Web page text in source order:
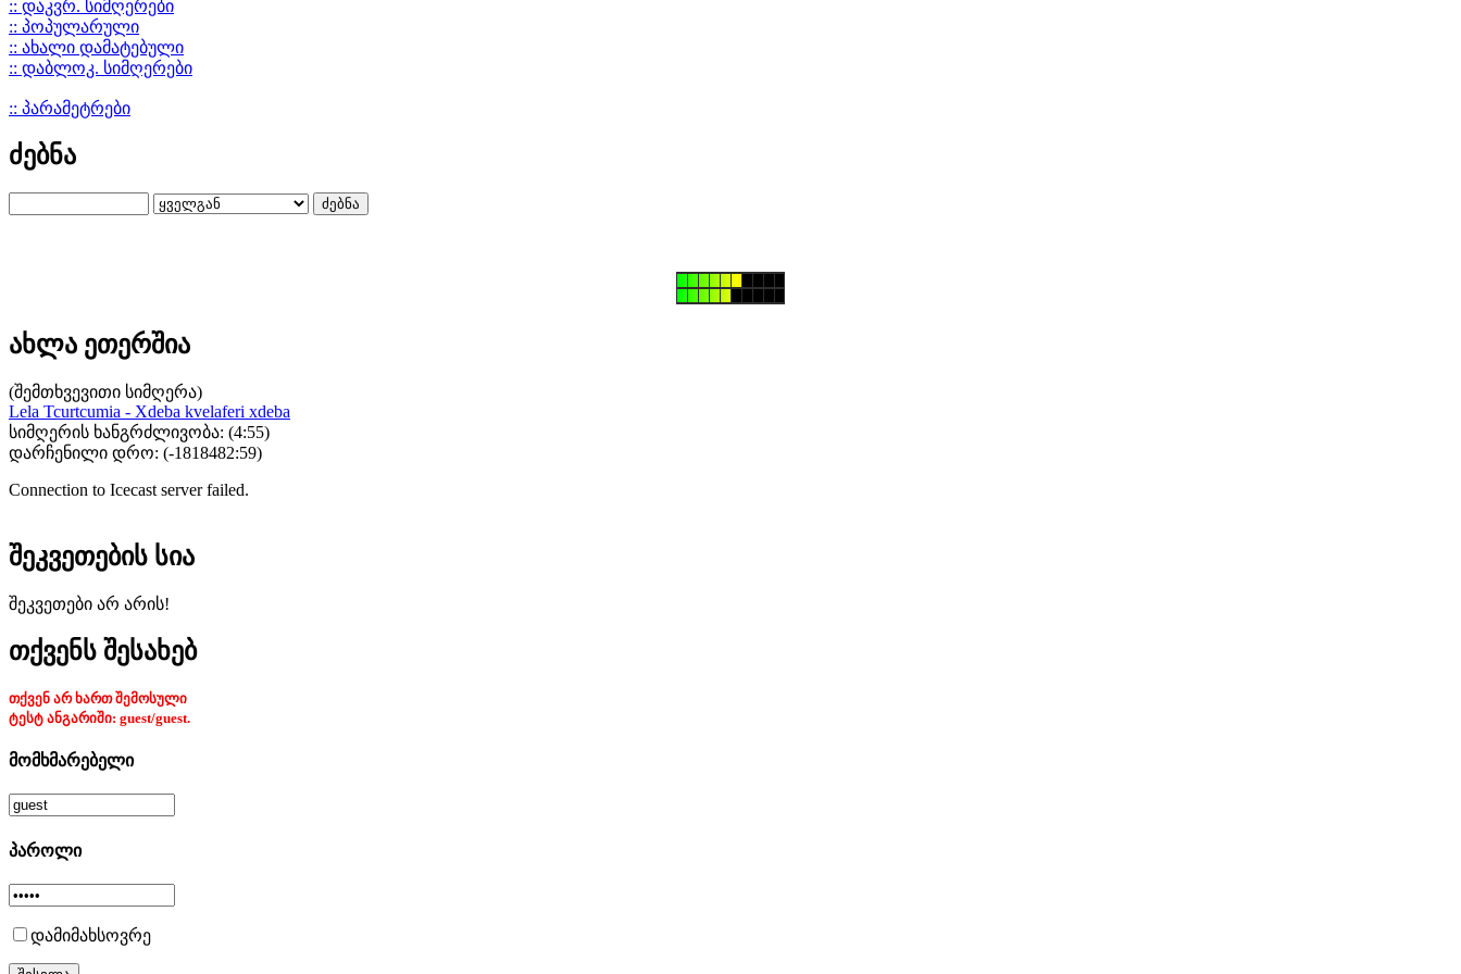
:: დაკვრ. სიმღერები
:: პოპულარული
:: ახალი დამატებული
:: დაბლოკ. სიმღერები
:: პარამეტრები
ძებნა
ახლა ეთერშია
(შემთხვევითი სიმღერა)
Lela Tcurtcumia - Xdeba kvelaferi xdeba
სიმღერის ხანგრძლივობა: (4:55)
დარჩენილი დრო: (-1818482:59)
Connection to Icecast server failed.
შეკვეთების სია
შეკვეთები არ არის!
თქვენს შესახებ
თქვენ არ ხართ შემოსული
ტესტ ანგარიში: guest/guest.
მომხმარებელი
პაროლი
დამიმახსოვრე